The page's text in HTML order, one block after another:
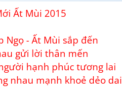
Ất Mùi 2015
Ngọ - Ất Mùi sắp đến
gửi lời thân mến
hạnh phúc tương lai
nhau mạnh khoẻ dẻo dai